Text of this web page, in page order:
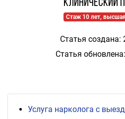
Клинический
Стаж 10 лет,
Статья создана:
Статья
Услуга нарколога с